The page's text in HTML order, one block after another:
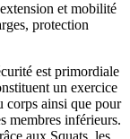
et mobilité
protection
est primordiale
un exercice
corps ainsi que pour
membres inférieurs.